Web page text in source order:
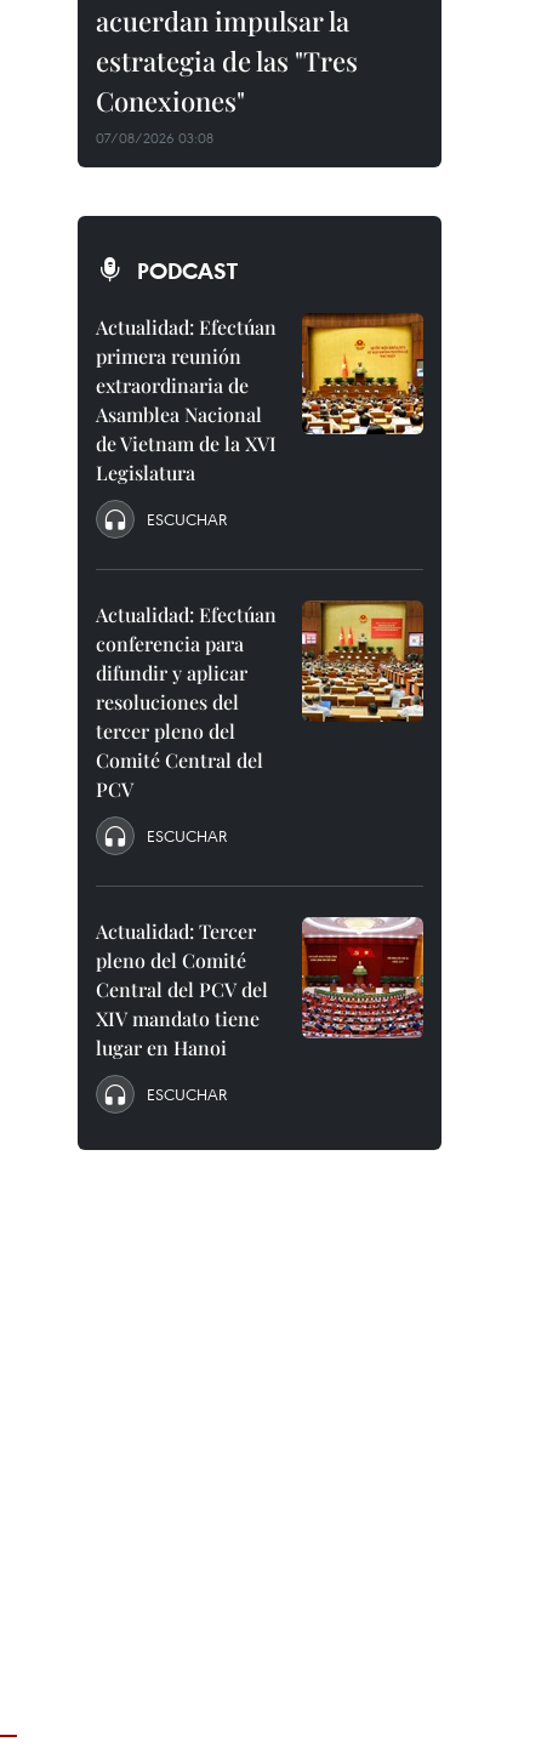
acuerdan impulsar la
estrategia de las "Tres
Conexiones"
07/08/2026 03:08
PODCAST
Actualidad: Efectúan
primera reunión
extraordinaria de
Asamblea Nacional
de Vietnam de la XVI
Legislatura
ESCUCHAR
Actualidad: Efectúan
conferencia para
difundir y aplicar
resoluciones del
tercer pleno del
Comité Central del
PCV
ESCUCHAR
Actualidad: Tercer
pleno del Comité
Central del PCV del
XIV mandato tiene
lugar en Hanoi
ESCUCHAR